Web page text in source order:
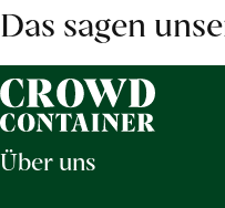
Das sagen
Über uns